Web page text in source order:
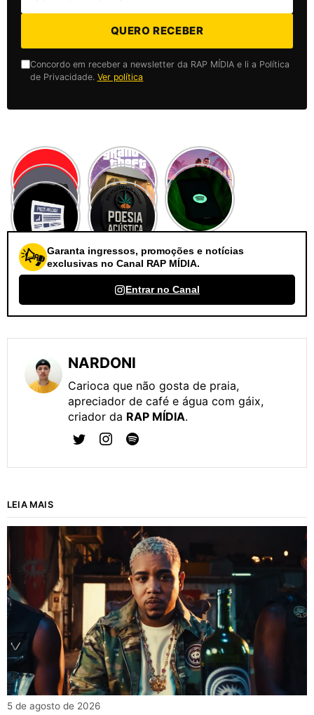
QUERO RECEBER
Concordo em receber a newsletter da RAP MÍDIA e li a Política
de Privacidade. Ver política
Garanta ingressos, promoções e notícias
exclusivas no Canal RAP MÍDIA.
Entrar no Canal
NARDONI
Carioca que não gosta de praia,
apreciador de café e água com gáix,
criador da RAP MÍDIA.
LEIA MAIS
5 de agosto de 2026